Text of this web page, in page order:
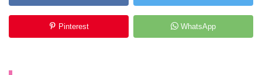
Pinterest WhatsApp